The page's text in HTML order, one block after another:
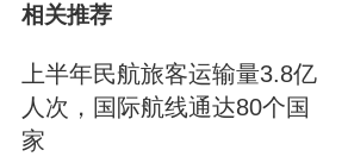
相关推荐
上半年民航旅客运输量3.8亿
人次，国际航线通达80个国
家